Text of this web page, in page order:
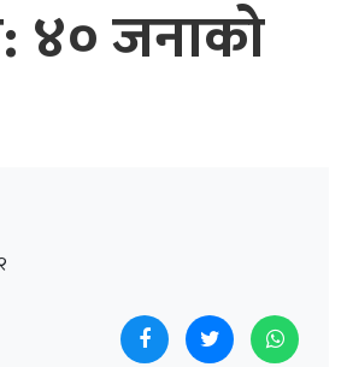
जनाको